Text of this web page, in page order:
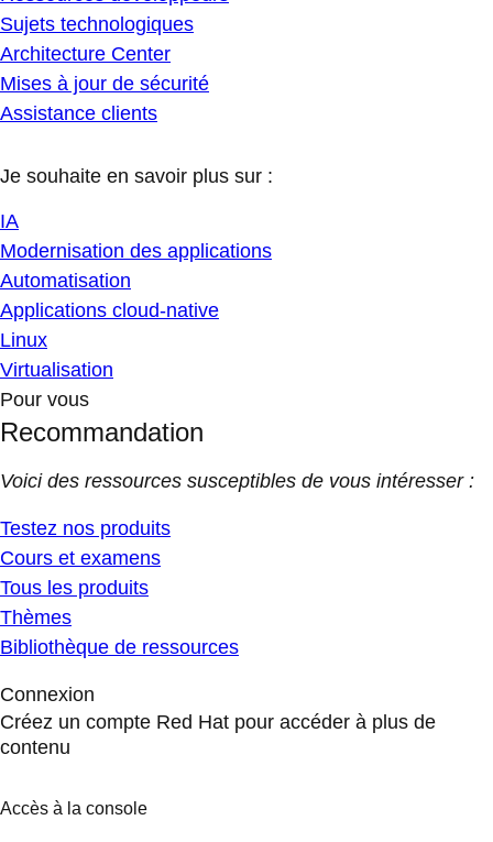
Sujets technologiques
Architecture Center
Mises à jour de sécurité
Assistance clients
Je souhaite en savoir plus sur :
IA
Modernisation des applications
Automatisation
Applications cloud-native
Linux
Virtualisation
Pour vous
Recommandation
Voici des ressources susceptibles de vous intéresser :
Testez nos produits
Cours et examens
Tous les produits
Thèmes
Bibliothèque de ressources
Connexion
Créez un compte Red Hat pour accéder à plus de
contenu
Accès à la console